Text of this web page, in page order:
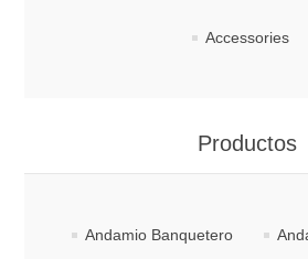
Accessories
Productos
Andamio Banquetero